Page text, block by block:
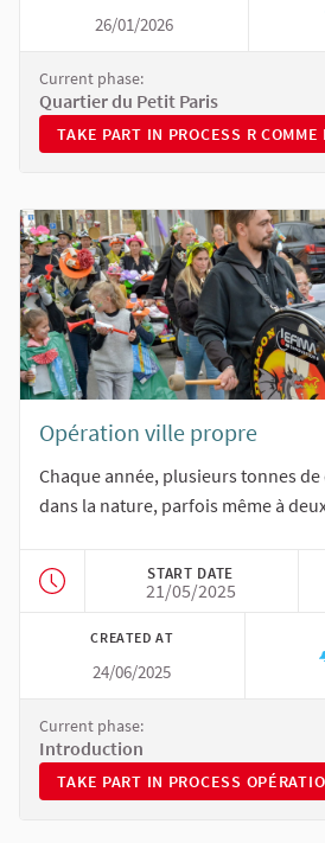
26/01/2026
Current phase:
Quartier du Petit Paris
TAKE PART IN PROCESS R COMME
TAKE PART IN PROCESS R COMME
Opération ville propre
Chaque année, plusieurs tonnes
dans la nature, parfois même à
START DATE
21/05/2025
CREATED AT
24/06/2025
Current phase:
Introduction
TAKE PART IN PROCESS
TAKE PART IN PROCESS